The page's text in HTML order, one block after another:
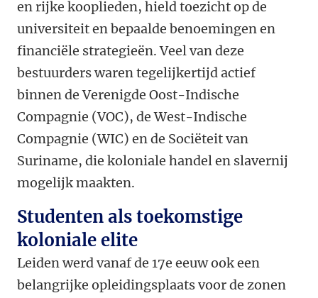
en rijke kooplieden, hield toezicht op de
universiteit en bepaalde benoemingen en
financiële strategieën. Veel van deze
bestuurders waren tegelijkertijd actief
binnen de Verenigde Oost-Indische
Compagnie (VOC), de West-Indische
Compagnie (WIC) en de Sociëteit van
Suriname, die koloniale handel en slavernij
mogelijk maakten.
Studenten als toekomstige
koloniale elite
Leiden werd vanaf de 17e eeuw ook een
belangrijke opleidingsplaats voor de zonen